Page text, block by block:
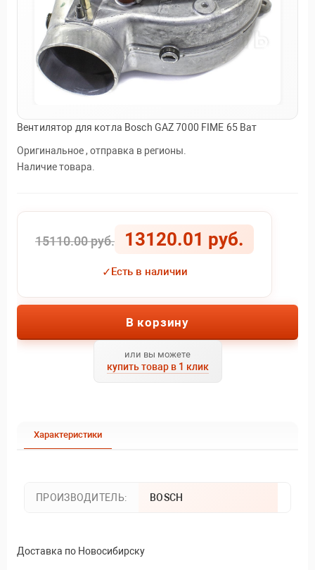
Вентилятор для котла Bosch GAZ 7000 FIME 65 Ват
Оригинальное , отправка в регионы.
Наличие товара.
15110.00 руб. 13120.01 руб.
✓Есть в наличии
В корзину
или вы можете
купить товар в 1 клик
Характеристики
ПРОИЗВОДИТЕЛЬ: BOSCH
Доставка по Новосибирску